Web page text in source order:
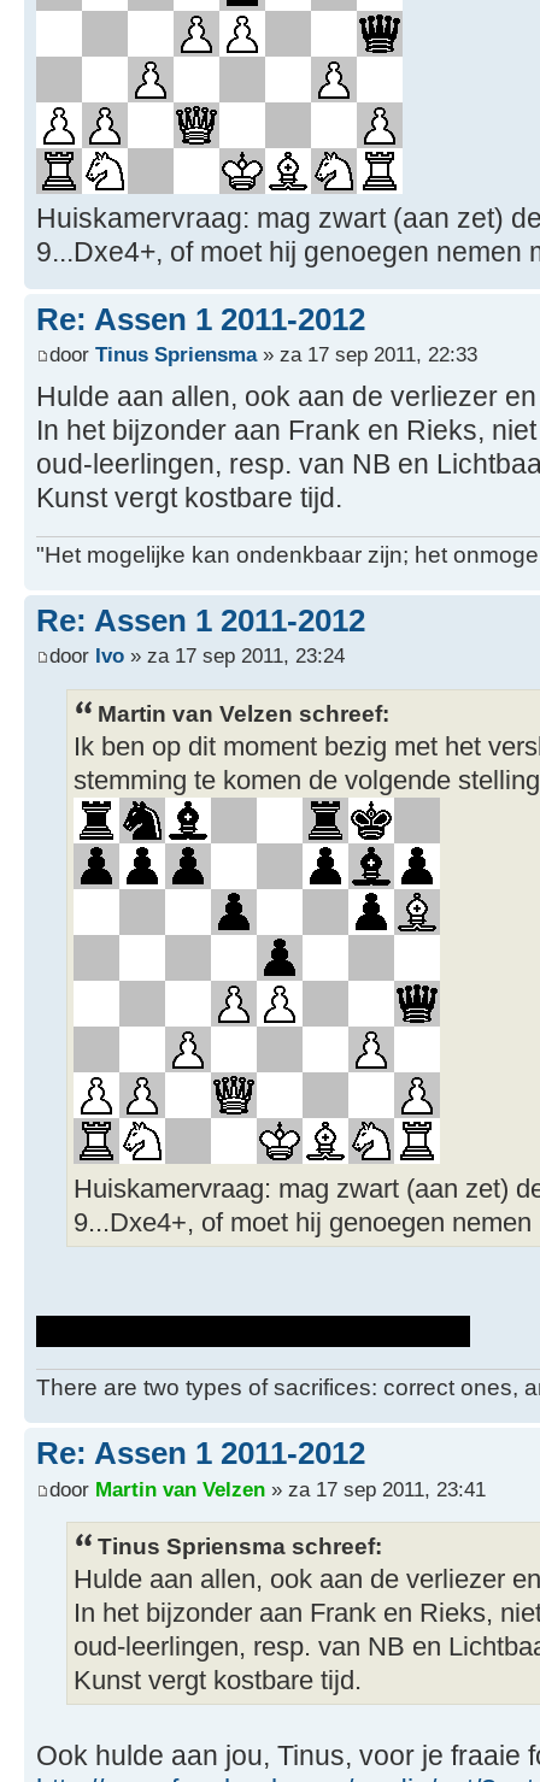
Huiskamervraag: mag zwart (aan zet)
9...Dxe4+, of moet hij genoegen nemen
Re: Assen 1 2011-2012
door Tinus Spriensma» za 17 sep 2011, 22:33
Hulde aan allen, ook aan de verliezer
In het bijzonder aan Frank en Rieks,
oud-leerlingen, resp. van NB en
Kunst vergt kostbare tijd.
"Het mogelijke kan ondenkbaar zijn; het
Re: Assen 1 2011-2012
door Ivo » za 17 sep 2011, 23:24
Martin van Velzen schreef:
Ik ben op dit moment bezig met het
stemming te komen de volgende
Huiskamervraag: mag zwart (aan zet)
9...Dxe4+, of moet hij genoegen
There are two types of sacrifices: correct ones,
Re: Assen 1 2011-2012
door Martin van Velzen » za 17 sep 2011, 23:41
Tinus Spriensma schreef:
Hulde aan allen, ook aan de verliezer
In het bijzonder aan Frank en Rieks,
oud-leerlingen, resp. van NB en
Kunst vergt kostbare tijd.
Ook hulde aan jou, Tinus, voor je fraaie